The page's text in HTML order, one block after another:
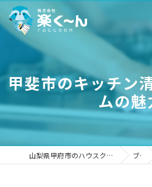
甲斐市のキッチン
ムの魅
山梨県甲府市のハウスクリーニングなら株式会社楽く～ん ブログ